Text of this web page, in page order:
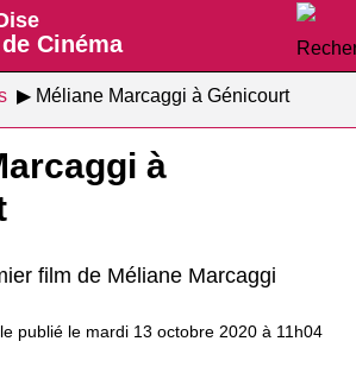
Cinéma
Méliane Marcaggi à Génicourt
à
film de Méliane Marcaggi
publié le mardi 13 octobre 2020 à 11h04